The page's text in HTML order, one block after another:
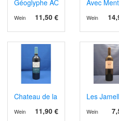
Géoglyphe AOP Madiran 2019
11,50 €
Wein
Avec
Wein
Chateau de la Jaubertie AOP
11,90 €
Wein
Les
Wein